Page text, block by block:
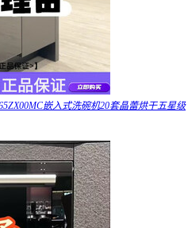
嵌入式洗碗机20套晶蕾烘干五星级